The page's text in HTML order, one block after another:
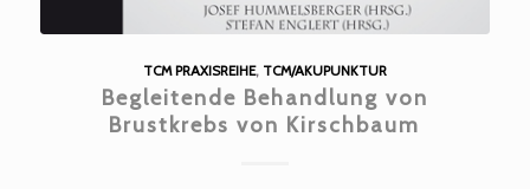
TCM PRAXISREIHE, TCM/AKUPUNKTUR
Begleitende Behandlung von
Brustkrebs von Kirschbaum